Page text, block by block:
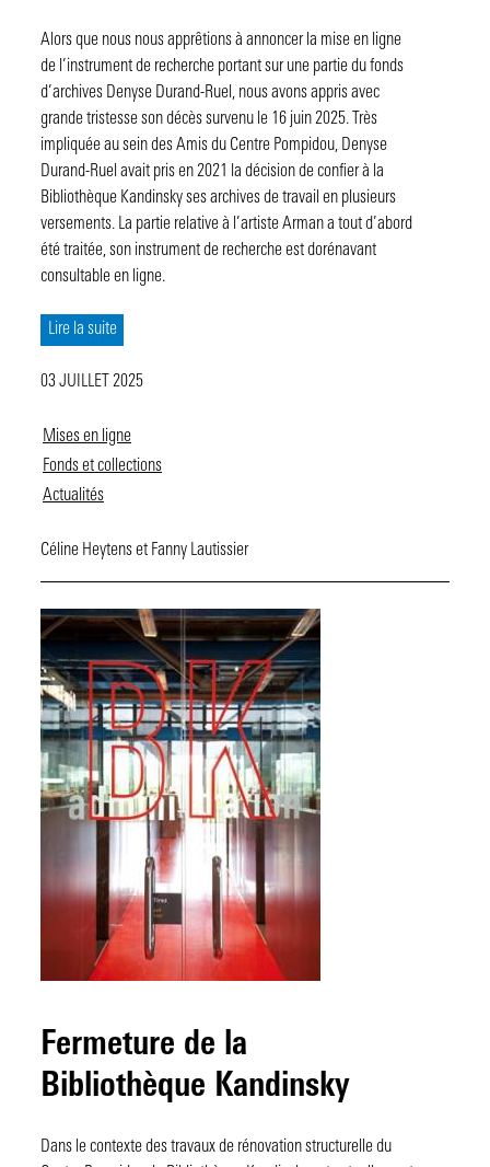
Alors que nous nous apprêtions à annoncer la mise en ligne
de l’instrument de recherche portant sur une partie du fonds
d’archives Denyse Durand-Ruel, nous avons appris avec
grande tristesse son décès survenu le 16 juin 2025. Très
impliquée au sein des Amis du Centre Pompidou, Denyse
Durand-Ruel avait pris en 2021 la décision de confier à la
Bibliothèque Kandinsky ses archives de travail en plusieurs
versements. La partie relative à l’artiste Arman a tout d’abord
été traitée, son instrument de recherche est dorénavant
consultable en ligne.
Lire la suite
03 JUILLET 2025
Mises en ligne
Fonds et collections
Actualités
Céline Heytens et Fanny Lautissier
Fermeture de la
Bibliothèque Kandinsky
Dans le contexte des travaux de rénovation structurelle du